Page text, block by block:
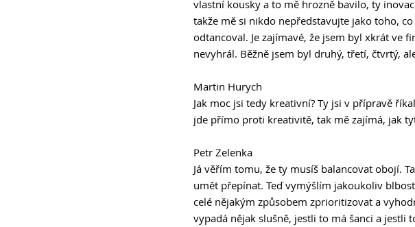
vlastní kousky a to mě hrozně bavilo, ty
takže mě si nikdo nepředstavujte jako toho,
odtancoval. Je zajímavé, že jsem byl xkrát ve
nevyhrál. Běžně jsem byl druhý, třetí, čtvrtý,
Martin Hurych
Jak moc jsi tedy kreativní? Ty jsi v přípravě
jde přímo proti kreativitě, tak mě zajímá, jak
Petr Zelenka
Já věřím tomu, že ty musíš balancovat obojí.
umět přepínat. Teď vymýšlím jakoukoliv
celé nějakým způsobem zprioritizovat a
vypadá nějak slušně, jestli to má šanci a jestli